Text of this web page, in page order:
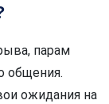
парам
общения.
ожидания на